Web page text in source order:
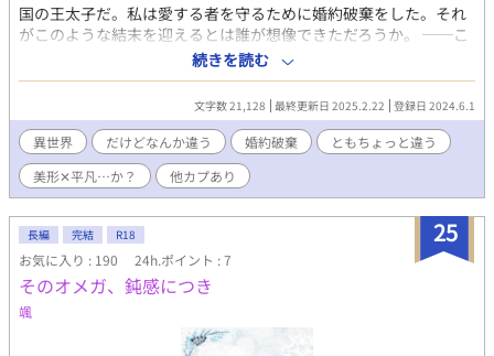
国の王太子だ。私は愛する者を守るために婚約破棄をした。それ
がこのような結末を迎えるとは誰が想像できただろうか。 ──こ
れは今世の至高とも謳われた栄君が、愛する者を守ろうとして神
の加護をも失ない愚君へと落ちていく流転の物語。
続きを読む
文字数 21,128 最終更新日 2025.2.22 登録日 2024.6.1
異世界 だけどなんか違う 婚約破棄
ともちょっと違う
美形‪✕‬平凡…か？
他カプあり
25
長編 完結 R18
お気に入り : 190 24h.ポイント : 7
そのオメガ、鈍感につき
颯